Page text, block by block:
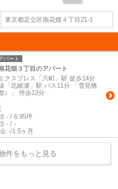
東京都足立区南花畑４丁目21-1
パート
花畑３丁目のアパート
クスプレス「六町」駅 徒歩14分
「北綾瀬」駅 バス11分 「雪見橋
）」 停歩12分
:- / 6.95坪
:- / -
:-/1.5ヶ月
件をもっと見る